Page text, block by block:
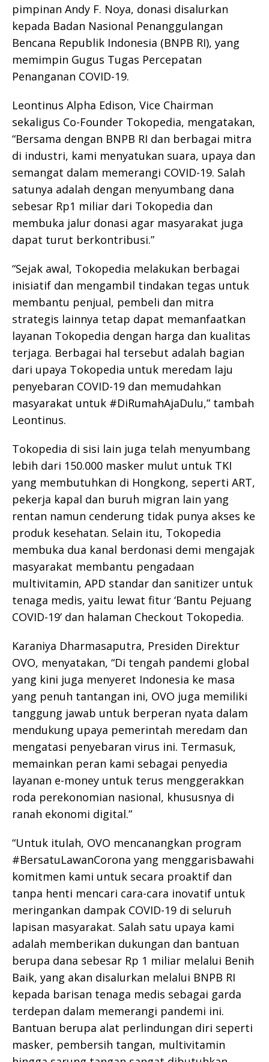
pimpinan Andy F. Noya, donasi disalurkan
kepada Badan Nasional Penanggulangan
Bencana Republik Indonesia (BNPB RI), yang
memimpin Gugus Tugas Percepatan
Penanganan COVID-19.
Leontinus Alpha Edison, Vice Chairman
sekaligus Co-Founder Tokopedia, mengatakan,
“Bersama dengan BNPB RI dan berbagai mitra
di industri, kami menyatukan suara, upaya dan
semangat dalam memerangi COVID-19. Salah
satunya adalah dengan menyumbang dana
sebesar Rp1 miliar dari Tokopedia dan
membuka jalur donasi agar masyarakat juga
dapat turut berkontribusi.”
“Sejak awal, Tokopedia melakukan berbagai
inisiatif dan mengambil tindakan tegas untuk
membantu penjual, pembeli dan mitra
strategis lainnya tetap dapat memanfaatkan
layanan Tokopedia dengan harga dan kualitas
terjaga. Berbagai hal tersebut adalah bagian
dari upaya Tokopedia untuk meredam laju
penyebaran COVID-19 dan memudahkan
masyarakat untuk #DiRumahAjaDulu,” tambah
Leontinus.
Tokopedia di sisi lain juga telah menyumbang
lebih dari 150.000 masker mulut untuk TKI
yang membutuhkan di Hongkong, seperti ART,
pekerja kapal dan buruh migran lain yang
rentan namun cenderung tidak punya akses ke
produk kesehatan. Selain itu, Tokopedia
membuka dua kanal berdonasi demi mengajak
masyarakat membantu pengadaan
multivitamin, APD standar dan sanitizer untuk
tenaga medis, yaitu lewat fitur ‘Bantu Pejuang
COVID-19’ dan halaman Checkout Tokopedia.
Karaniya Dharmasaputra, Presiden Direktur
OVO, menyatakan, “Di tengah pandemi global
yang kini juga menyeret Indonesia ke masa
yang penuh tantangan ini, OVO juga memiliki
tanggung jawab untuk berperan nyata dalam
mendukung upaya pemerintah meredam dan
mengatasi penyebaran virus ini. Termasuk,
memainkan peran kami sebagai penyedia
layanan e-money untuk terus menggerakkan
roda perekonomian nasional, khususnya di
ranah ekonomi digital.”
“Untuk itulah, OVO mencanangkan program
#BersatuLawanCorona yang menggarisbawahi
komitmen kami untuk secara proaktif dan
tanpa henti mencari cara-cara inovatif untuk
meringankan dampak COVID-19 di seluruh
lapisan masyarakat. Salah satu upaya kami
adalah memberikan dukungan dan bantuan
berupa dana sebesar Rp 1 miliar melalui Benih
Baik, yang akan disalurkan melalui BNPB RI
kepada barisan tenaga medis sebagai garda
terdepan dalam memerangi pandemi ini.
Bantuan berupa alat perlindungan diri seperti
masker, pembersih tangan, multivitamin